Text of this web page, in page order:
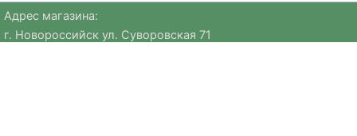
Адрес магазина:
г. Новороссийск ул. Суворовская 71